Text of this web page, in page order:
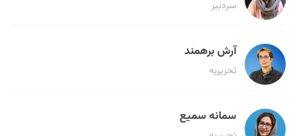
سردبیر
آرش برهمند
تحریریه
سمانه سمیع